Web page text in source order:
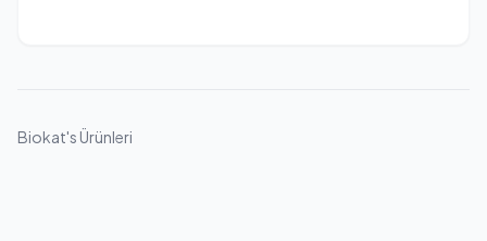
Biokat's Ürünleri